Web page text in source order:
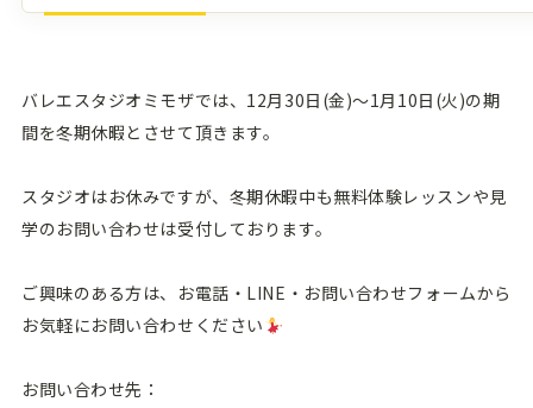
バレエスタジオミモザでは、12月30日(金)〜1月10日(火)の期
間を冬期休暇とさせて頂きます。
スタジオはお休みですが、冬期休暇中も無料体験レッスンや見
学のお問い合わせは受付しております。
ご興味のある方は、お電話・LINE・お問い合わせフォームから
お気軽にお問い合わせください
お問い合わせ先：